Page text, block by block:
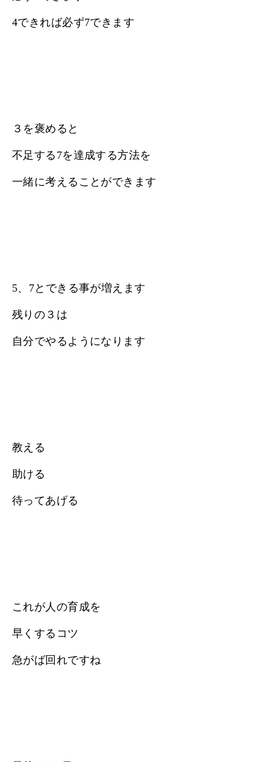
4できれば必ず7できます
３を褒めると
不足する7を達成する方法を
一緒に考えることができます
5、7とできる事が増えます
残りの３は
自分でやるようになります
教える
助ける
待ってあげる
これが人の育成を
早くするコツ
急がば回れですね